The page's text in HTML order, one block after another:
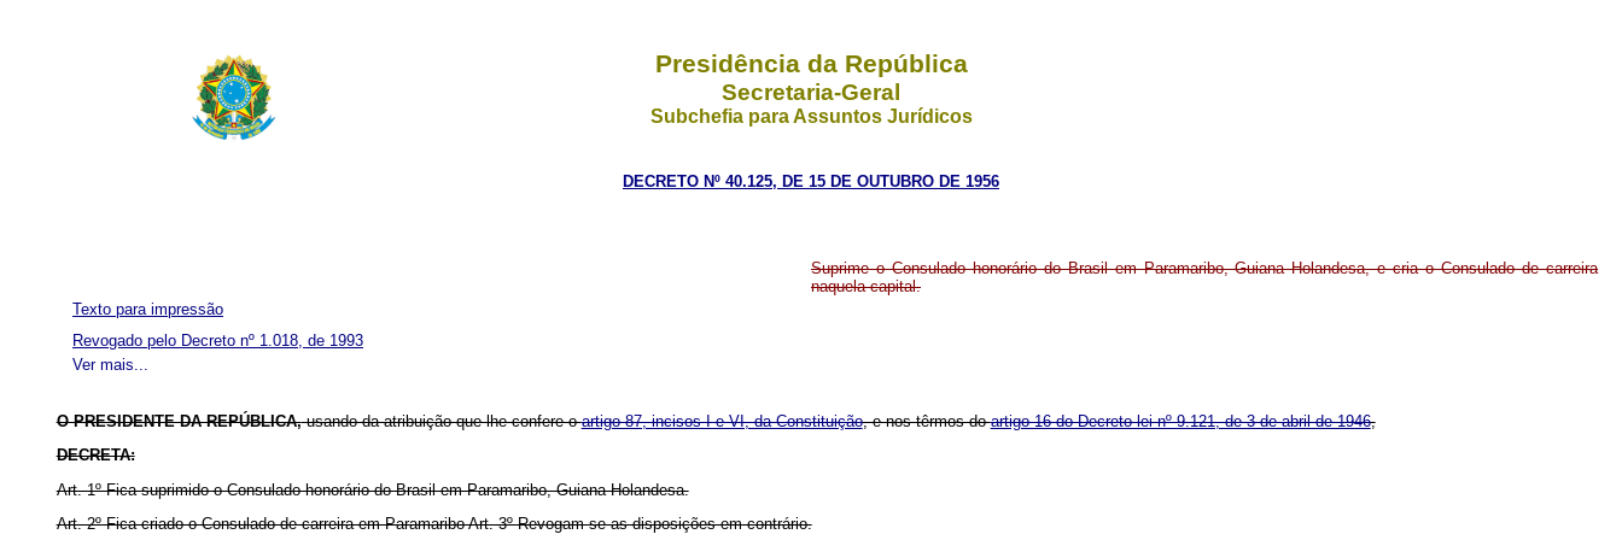
Presidência da República
Secretaria-Geral
Subchefia para Assuntos Jurídicos
DECRETO Nº 40.125, DE 15 DE OUTUBRO DE 1956
Suprime o Consulado honorário do Brasil em Paramaribo, Guiana Holandesa, e cria o Consulado de carreira
naquela capital.
Ver mais...
Texto para impressão
Revogado pelo Decreto nº 1.018, de 1993
O PRESIDENTE DA REPÚBLICA,usando da atribuição que lhe confere oartigo 87, incisos I e VI, da Constituição, e nos têrmos doartigo 16 do Decreto-lei nº 9.121, de 3 de abril de 1946,
DECRETA:
Art. 1º Fica suprimido o Consulado honorário do Brasil em Paramaribo, Guiana Holandesa.
Art. 2º Fica criado o Consulado de carreira em Paramaribo Art. 3º Revogam-se as disposições em contrário.